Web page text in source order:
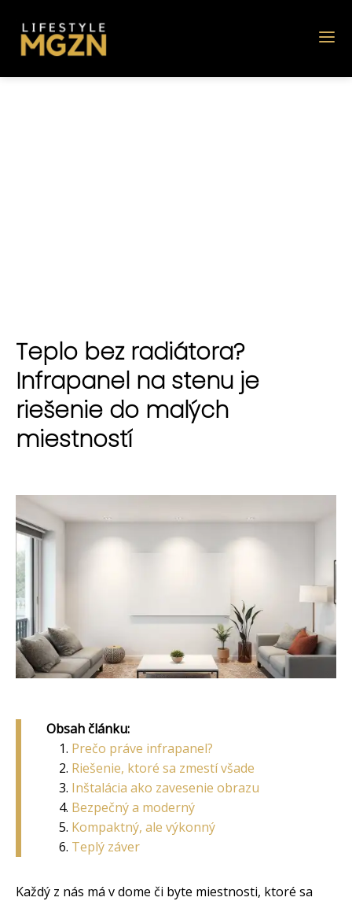
Teplo bez radiátora?
Infrapanel na stenu je
riešenie do malých
miestností
Obsah článku:
Prečo práve infrapanel?
Riešenie, ktoré sa zmestí všade
Inštalácia ako zavesenie obrazu
Bezpečný a moderný
Kompaktný, ale výkonný
Teplý záver
Každý z nás má v dome či byte miestnosti, ktoré sa